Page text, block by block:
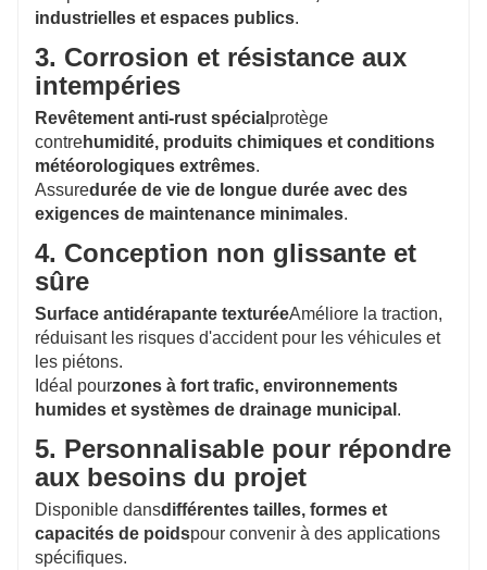
industrielles et espaces publics.
3. Corrosion et résistance aux
intempéries
Revêtement anti-rust spécial protège
contrehumidité, produits chimiques et conditions
météorologiques extrêmes.
Assuredurée de vie de longue durée avec des
exigences de maintenance minimales.
4. Conception non glissante et
sûre
Surface antidérapante texturéeAméliore la traction,
réduisant les risques d'accident pour les véhicules et
les piétons.
Idéal pourzones à fort trafic, environnements
humides et systèmes de drainage municipal .
5. Personnalisable pour répondre
aux besoins du projet
Disponible dansdifférentes tailles, formes et
capacités de poidspour convenir à des applications
spécifiques.